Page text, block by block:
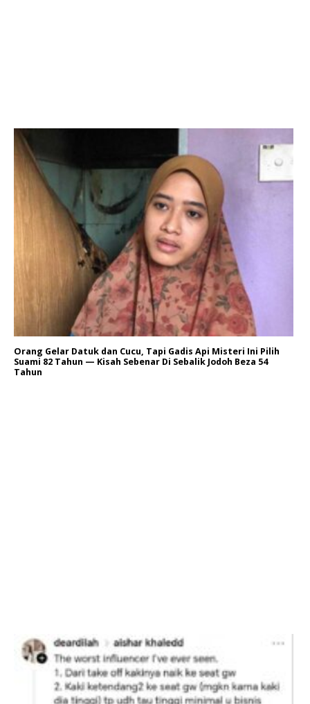
Orang Gelar Datuk dan Cucu, Tapi Gadis Api Misteri Ini Pilih
Suami 82 Tahun — Kisah Sebenar Di Sebalik Jodoh Beza 54
Tahun